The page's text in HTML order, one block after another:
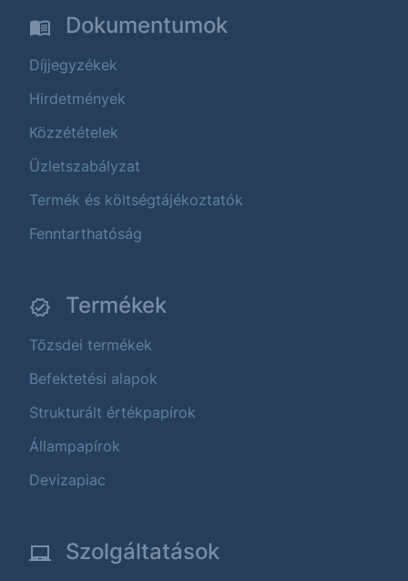
Dokumentumok
Díjjegyzékek
Hirdetmények
Közzétételek
Üzletszabályzat
Termék és költségtájékoztatók
Fenntarthatóság
Termékek
Tőzsdei termékek
Befektetési alapok
Strukturált értékpapírok
Állampapírok
Devizapiac
Szolgáltatások